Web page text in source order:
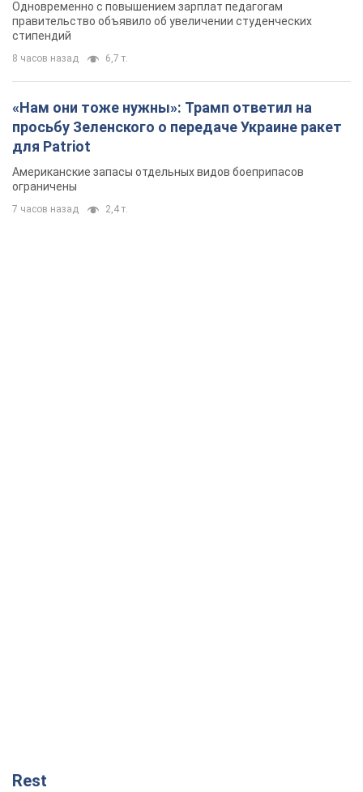
Одновременно с повышением зарплат педагогам
правительство объявило об увеличении студенческих
стипендий
8 часов назад 6,7 т.
«Нам они тоже нужны»: Трамп ответил на
просьбу Зеленского о передаче Украине ракет
для Patriot
Американские запасы отдельных видов боеприпасов
ограничены
7 часов назад 2,4 т.
Rest